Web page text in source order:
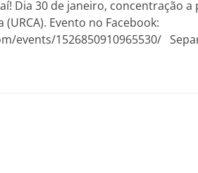
Dia 30 de janeiro, concentração
Evento no Facebook:
events/1526850910965530/